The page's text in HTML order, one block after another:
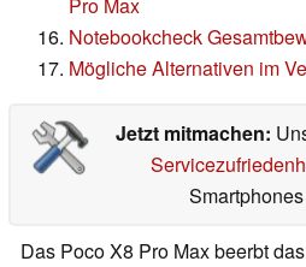
Notebookcheck
Mögliche Alternativen im
Jetzt mitmachen:
Das Poco X8 Pro Max beerbt das